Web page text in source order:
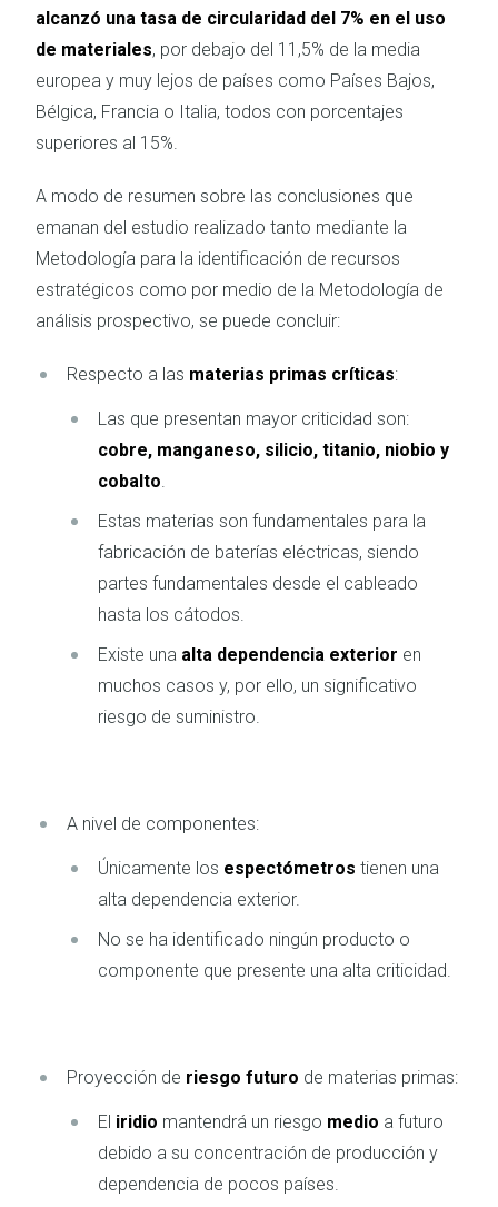
alcanzó una tasa de circularidad del 7% en el uso
de materiales, por debajo del 11,5% de la media
europea y muy lejos de países como Países Bajos,
Bélgica, Francia o Italia, todos con porcentajes
superiores al 15%.
A modo de resumen sobre las conclusiones que
emanan del estudio realizado tanto mediante la
Metodología para la identificación de recursos
estratégicos como por medio de la Metodología de
análisis prospectivo, se puede concluir:
Respecto a las materias primas críticas:
Las que presentan mayor criticidad son:
cobre, manganeso, silicio, titanio, niobio y
cobalto.
Estas materias son fundamentales para la
fabricación de baterías eléctricas, siendo
partes fundamentales desde el cableado
hasta los cátodos.
Existe una alta dependencia exterior en
muchos casos y, por ello, un significativo
riesgo de suministro.
A nivel de componentes:
Únicamente los espectómetros tienen una
alta dependencia exterior.
No se ha identificado ningún producto o
componente que presente una alta criticidad.
Proyección de riesgo futuro de materias primas:
El iridio mantendrá un riesgo medio a futuro
debido a su concentración de producción y
dependencia de pocos países.